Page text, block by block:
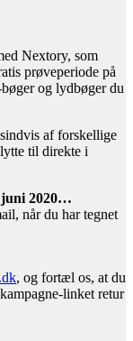
Nextory, som
prøveperiode på
og lydbøger du
af forskellige
til direkte i
juni 2020…
når du har tegnet
, og fortæl os, at du
linket retur